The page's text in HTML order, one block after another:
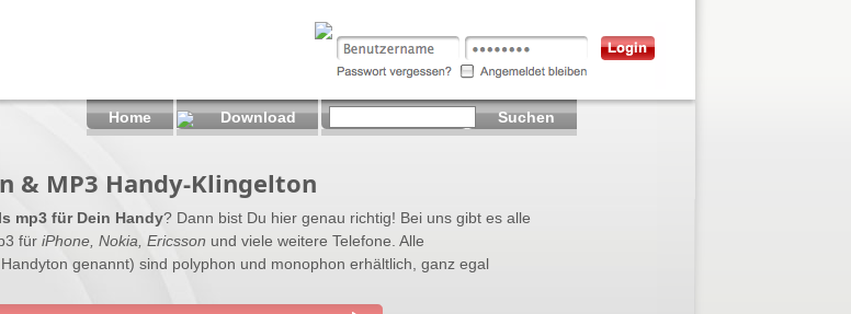
& MP3 Handy-Klingelton
mp3 für Dein Handy? Dann bist Du hier genau richtig! Bei uns gibt es alle
für iPhone, Nokia, Ericsson und viele weitere Telefone. Alle
genannt) sind polyphon und monophon erhältlich, ganz egal
Home Download Suchen